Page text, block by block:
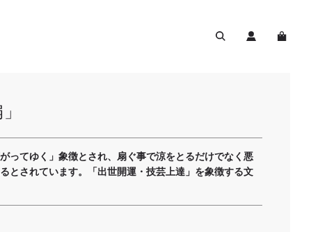
ってゆく」象徴とされ、扇ぐ事で涼をとるだけでなく悪
とされています。「出世開運・技芸上達」を象徴する文